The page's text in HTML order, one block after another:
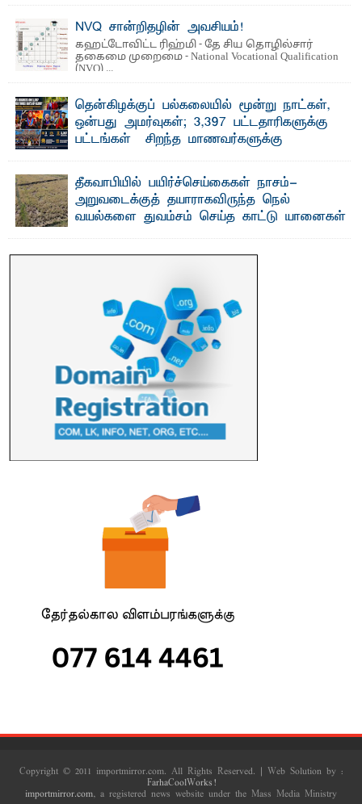
NVQ சான்றிதழின் அவசியம்!
கஹட்டோவிட்ட ரிஹ்மி - தே சிய தொழில்சார்
தகைமை முறைமை - National Vocational Qualification
(NVQ) ...
தென்கிழக்குப் பல்கலையில் மூன்று நாட்கள்,
ஒன்பது அமர்வுகள்; 3,397 பட்டதாரிகளுக்கு
பட்டங்கள் – சிறந்த மாணவர்களுக்கு
மற்றும் சிறப்புப் பரிசுகள்
எம்.வை. அமீர்- ஒ லுவிலில் அமைந்துள்ள தென்கிழக்குப்
பல்கலைக்கழகத்தின் 18ஆவது பொதுப் பட்டமளிப்பு விழா ...
தீகவாபியில் பயிர்ச்செய்கைகள் நாசம்-
அறுவடைக்குத் தயாராகவிருந்த நெல்
வயல்களை துவம்சம் செய்த காட்டு யானைகள்
காணப்பட்ட பல ...
Copyright © 2011 importmirror.com. All Rights Reserved. | Web Solution by :
FarhaCoolWorks!
importmirror.com, a registered news website under the Mass Media Ministry